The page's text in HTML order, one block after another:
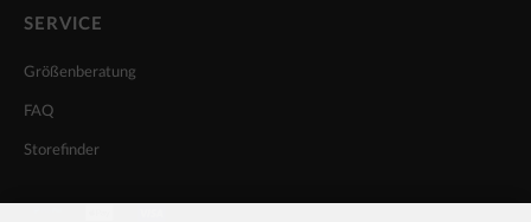
SERVICE
Größenberatung
FAQ
Storefinder